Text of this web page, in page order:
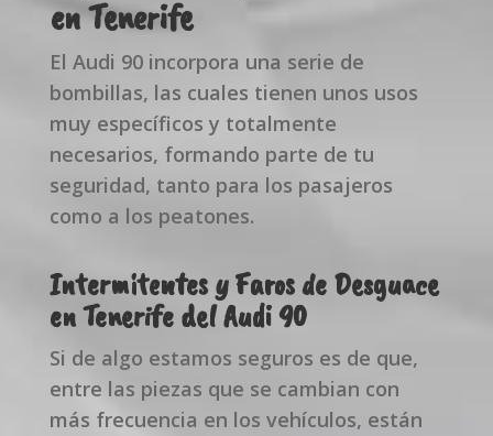
en Tenerife
El Audi 90 incorpora una serie de
bombillas, las cuales tienen unos usos
muy específicos y totalmente
necesarios, formando parte de tu
seguridad, tanto para los pasajeros
como a los peatones.
Intermitentes y Faros de Desguace
en Tenerife del Audi 90
Si de algo estamos seguros es de que,
entre las piezas que se cambian con
más frecuencia en los vehículos, están